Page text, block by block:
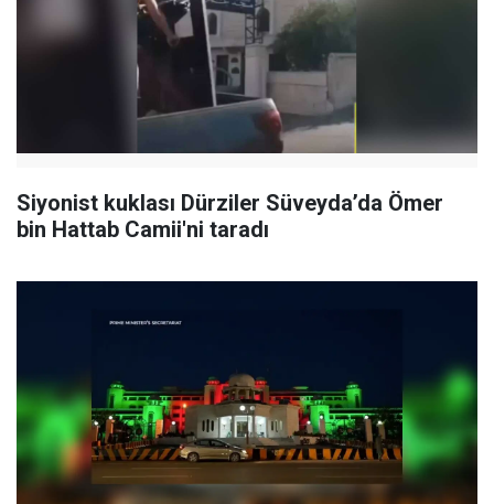
Siyonist kuklası Dürziler Süveyda’da Ömer
bin Hattab Camii'ni taradı